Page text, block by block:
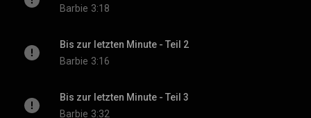
Barbie 3:18
Bis zur letzten Minute - Teil 2
Barbie 3:16
Bis zur letzten Minute - Teil 3
Barbie 3:32